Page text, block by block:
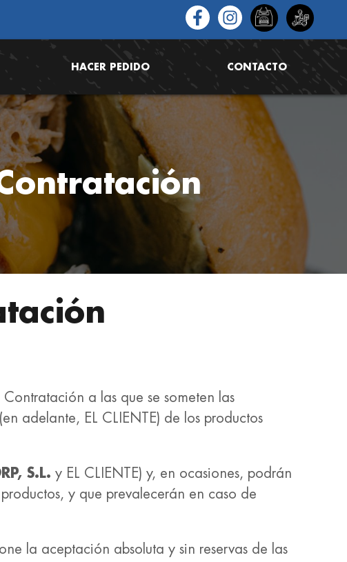
HACER PEDIDO CONTACTO
a las que se someten las
adelante, EL CLIENTE) de los productos
S.L. y EL CLIENTE) y, en ocasiones, podrán
y que prevalecerán en caso de
la aceptación absoluta y sin reservas de las